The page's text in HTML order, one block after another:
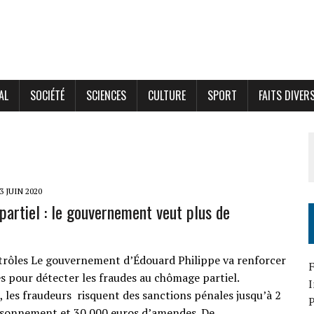
SOCIÉTÉ SCIENCES CULTURE SPORT FAITS
JUIN 2020
: le gouvernement veut plus de
Le gouvernement d’Édouard Philippe va renforcer
pour détecter les fraudes au chômage partiel.
les fraudeurs risquent des sanctions pénales jusqu’à 2